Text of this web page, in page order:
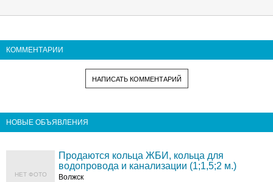
КОММЕНТАРИИ
НАПИСАТЬ КОММЕНТАРИЙ
НОВЫЕ ОБЪЯВЛЕНИЯ
НЕТ ФОТО
Продаются кольца ЖБИ, кольца для
водопровода и канализации (1;1,5;2 м.)
Волжск